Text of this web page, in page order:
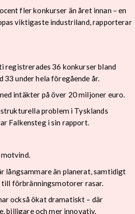
fler konkurser än året innan – en
viktigaste industriland, rapporterar
registrerades 36 konkurser bland
under hela föregående år.
intäkter på över 20 miljoner euro.
problem i Tysklands
Falkensteg i sin rapport.
långsammare än planerat, samtidigt
förbränningsmotorer rasar.
också ökat dramatiskt – där
billigare och mer innovativ.